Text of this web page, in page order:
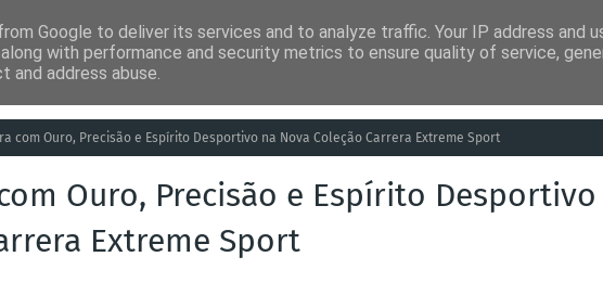
Tecnologia Análises Entretenimento Humor Saúde
com Ouro, Precisão e Espírito Desportivo na Nova Coleção Carrera Extreme Sport
Ouro, Precisão e Espírito Desportivo
Extreme Sport
Google to deliver its services and to analyze traffic. Your IP address and
with performance and security metrics to ensure quality of service,
address abuse.